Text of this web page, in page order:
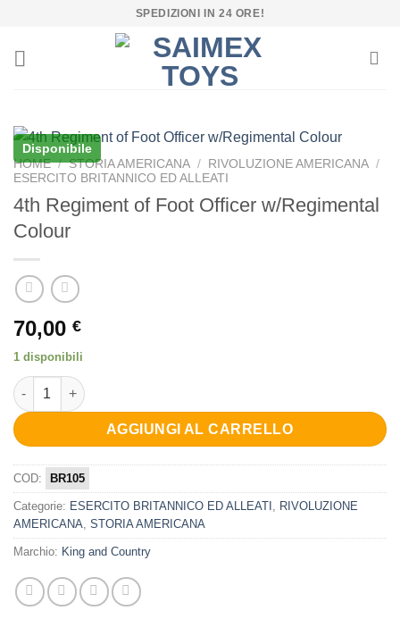
contenuti
SPEDIZIONI IN 24 ORE!
Disponibile
HOME / STORIA AMERICANA / RIVOLUZIONE AMERICANA /
ESERCITO BRITANNICO ED ALLEATI
4th Regiment of Foot Officer w/Regimental
Colour
70,00 €
1 disponibili
4th Regiment of Foot Officer w/Regimental Colour quantità
AGGIUNGI AL CARRELLO
COD: BR105
Categorie: ESERCITO BRITANNICO ED ALLEATI , RIVOLUZIONE
AMERICANA, STORIA AMERICANA
Marchio: King and Country